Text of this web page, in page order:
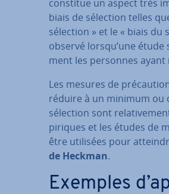
constitue un aspect très
biais de sélection telles
sélection » et le « biais du
observé lorsqu’une
ment les personnes ayant
Les mesures de
réduire à un minimum ou
sélection sont
pi­riques et les études de
être utilisées pour
de Heckman.
Exemples